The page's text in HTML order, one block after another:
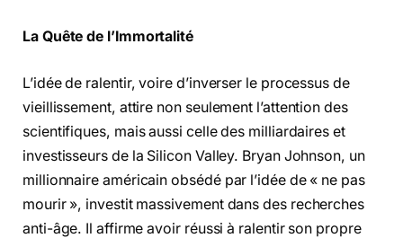
La Quête de l’Immortalité
L’idée de ralentir, voire d’inverser le processus de
vieillissement, attire non seulement l’attention des
scientifiques, mais aussi celle des milliardaires et
investisseurs de la Silicon Valley. Bryan Johnson, un
millionnaire américain obsédé par l’idée de « ne pas
mourir », investit massivement dans des recherches
anti-âge. Il affirme avoir réussi à ralentir son propre